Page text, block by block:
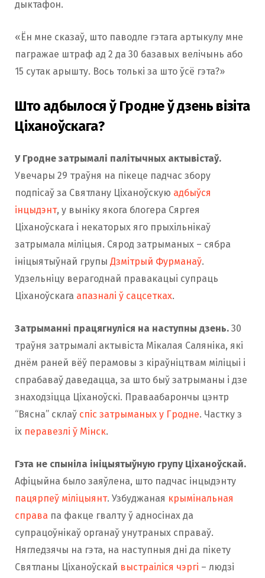
дыктафон.
«Ён мне сказаў, што паводле гэтага артыкулу мне
пагражае штраф ад 2 да 30 базавых велічынь або
15 сутак арышту. Вось толькі за што ўсё гэта?»
Што адбылося ў Гродне ў дзень візіта
Ціханоўскага?
У Гродне затрымалі палітычных актывістаў.
Увечары 29 траўня на пікеце падчас збору
подпісаў за Святлану Ціханоўскую адбыўся
інцыдэнт, у выніку якога блогера Сяргея
Ціханоўскага і некаторых яго прыхільнікаў
затрымала міліцыя. Сярод затрыманых – сябра
ініцыятыўнай групы Дзмітрый Фурманаў.
Удзельніцу верагоднай правакацыі супраць
Ціханоўскага апазналі ў сацсетках.
Затрыманні працягнуліся на наступны дзень. 30
траўня затрымалі актывіста Мікалая Саляніка, які
днём раней вёў перамовы з кіраўніцтвам міліцыі і
спрабаваў даведацца, за што быў затрыманы і дзе
знаходзіцца Ціханоўскі. Праваабарончы цэнтр
“Вясна” склаў спіс затрыманых у Гродне. Частку з
іх перавезлі ў Мінск.
Гэта не спыніла ініцыятыўную групу Ціханоўскай.
Афіцыйна было заяўлена, што падчас інцыдэнту
пацярпеў міліцыянт. Узбуджаная крымінальная
справа па факце гвалту ў адносінах да
супрацоўнікаў органаў унутраных справаў.
Нягледзячы на ​​гэта, на наступныя дні да пікету
Святланы Ціханоўскай выстраіліся чэргі – людзі